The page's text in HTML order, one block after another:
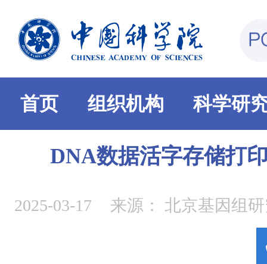
首页 组织机构 科学研
DNA数据活字存储打
2025-03-17 来源： 北京基因组